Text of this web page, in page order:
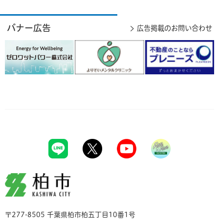
バナー広告 広告掲載のお問い合わせ
柏市
〒277-8505 千葉県柏市柏五丁目10番1号